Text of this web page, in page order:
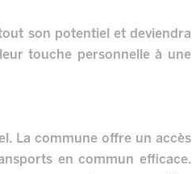
son potentiel et deviendra
touche personnelle à une
La commune offre un accès
en commun efficace.